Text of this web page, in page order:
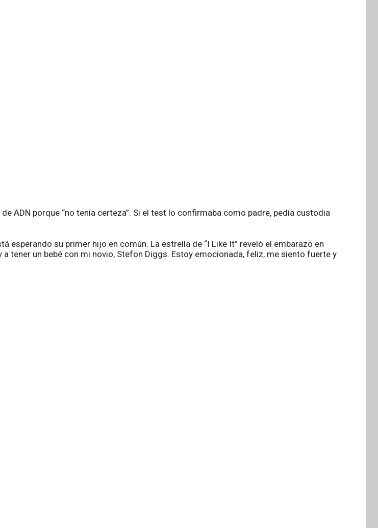
ADN porque “no tenía certeza”. Si el test lo confirmaba como padre, pedía custodia
esperando su primer hijo en común. La estrella de “I Like It” reveló el embarazo en
a tener un bebé con mi novio, Stefon Diggs. Estoy emocionada, feliz, me siento fuerte y